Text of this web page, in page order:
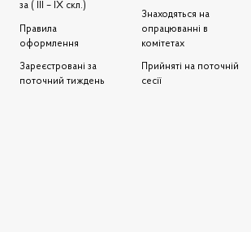
за ( III – IX скл.)
Правила
оформлення
Зареєстровані за
поточний тиждень
Знаходяться на
опрацюванні в
комітетах
Прийняті на поточній
сесії